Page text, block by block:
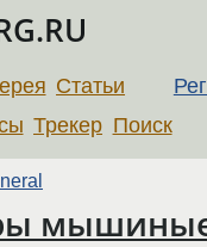
Статьи
Трекер Поиск